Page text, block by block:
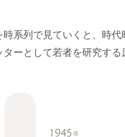
時系列で見ていくと、時
ターとして若者を研究す